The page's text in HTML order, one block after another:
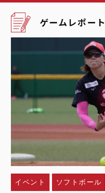
ゲームレポート
イベント ソフトボール